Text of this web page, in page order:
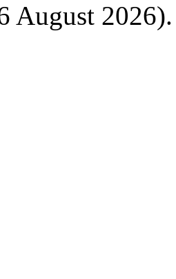
August 2026).